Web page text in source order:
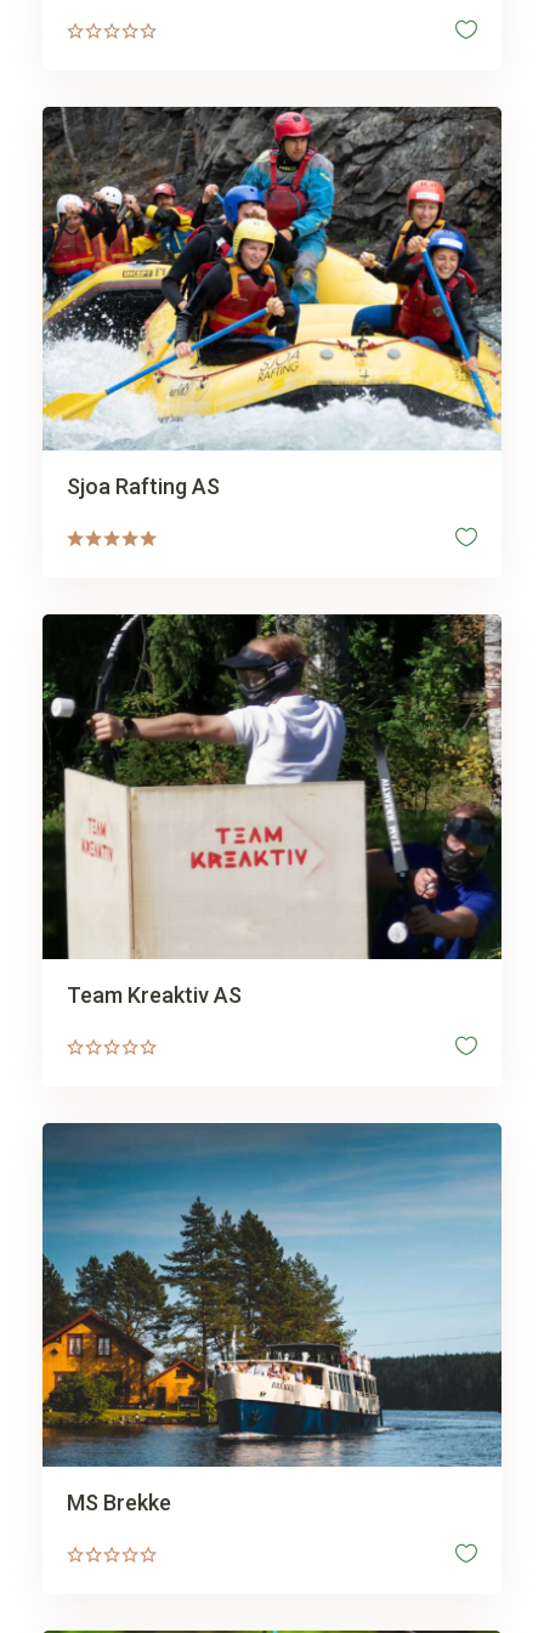
Sjoa Rafting AS
Team Kreaktiv AS
MS Brekke